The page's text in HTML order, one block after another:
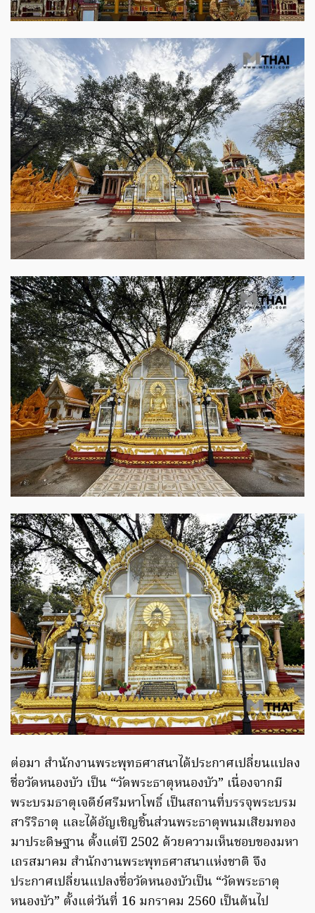
ต่อมา สำนักงานพระพุทธศาสนาได้ประกาศเปลี่ยนแปลง
ชื่อวัดหนองบัว เป็น “วัดพระธาตุหนองบัว” เนื่องจากมี
พระบรมธาตุเจดีย์ศรีมหาโพธิ์ เป็นสถานที่บรรจุพระบรม
สารีริธาตุ และได้อัญเชิญชิ้นส่วนพระธาตุพนมเสียมทอง
มาประดิษฐาน ตั้งแต่ปี 2502 ด้วยความเห็นชอบของมหา
เถรสมาคม สำนักงานพระพุทธศาสนาแห่งชาติ จึง
ประกาศเปลี่ยนแปลงชื่อวัดหนองบัวเป็น “วัดพระธาตุ
หนองบัว” ตั้งแต่วันที่ 16 มกราคม 2560 เป็นต้นไป